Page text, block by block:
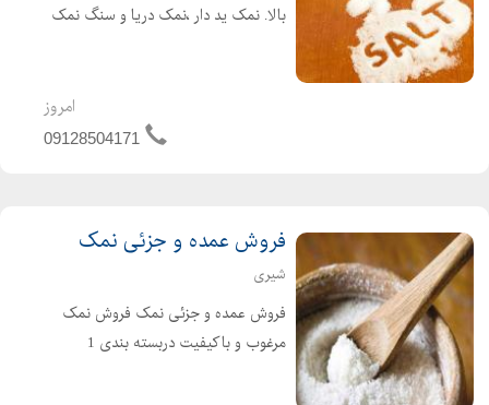
بالا. نمک ید دار ،نمک دریا و سنگ نمک
مفید بعنوان بهترین نمک خوراکی به
تایید پزشکان میباشد.
امروز
09128504171
فروش عمده و جزئی نمک
شیری
فروش عمده و جزئی نمک فروش نمک
مرغوب و باکیفیت دربسته بندی 1